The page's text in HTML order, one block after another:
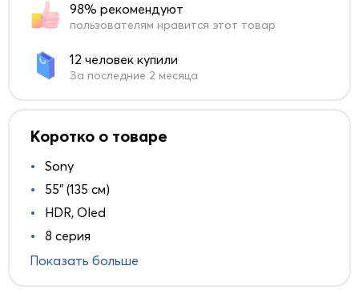
98% рекомендуют
пользователям нравится этот товар
12 человек купили
За последние 2 месяца
Коротко о товаре
Sony
55" (135 см)
HDR, Oled
8 серия
Показать больше